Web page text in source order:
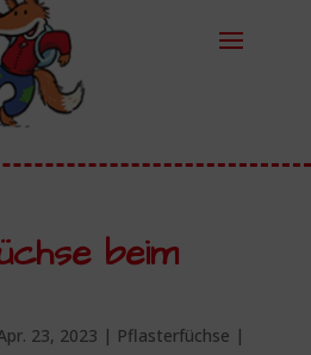
beim
23, 2023 | Pflasterfüchse |